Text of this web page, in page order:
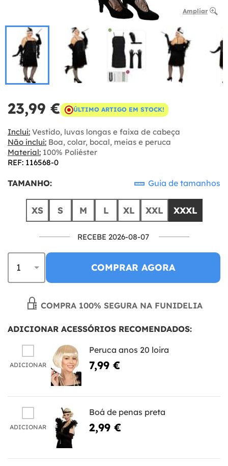
Ampliar
23,99 € ÚLTIMO ARTIGO EM STOCK!
Inclui: Vestido, luvas longas e faixa de cabeça
Não inclui: Boa, colar, bocal, meias e peruca
Material: 100% Poliéster
REF: 116568-0
TAMANHO: Guia de tamanhos
XS S M L XL XXL XXXL
RECEBE 2026-08-07
COMPRAR AGORA
COMPRA 100% SEGURA NA FUNIDELIA
ADICIONAR ACESSÓRIOS RECOMENDADOS:
ADICIONAR
Peruca anos 20 loira
7,99 €
ADICIONAR
Boá de penas preta
2,99 €